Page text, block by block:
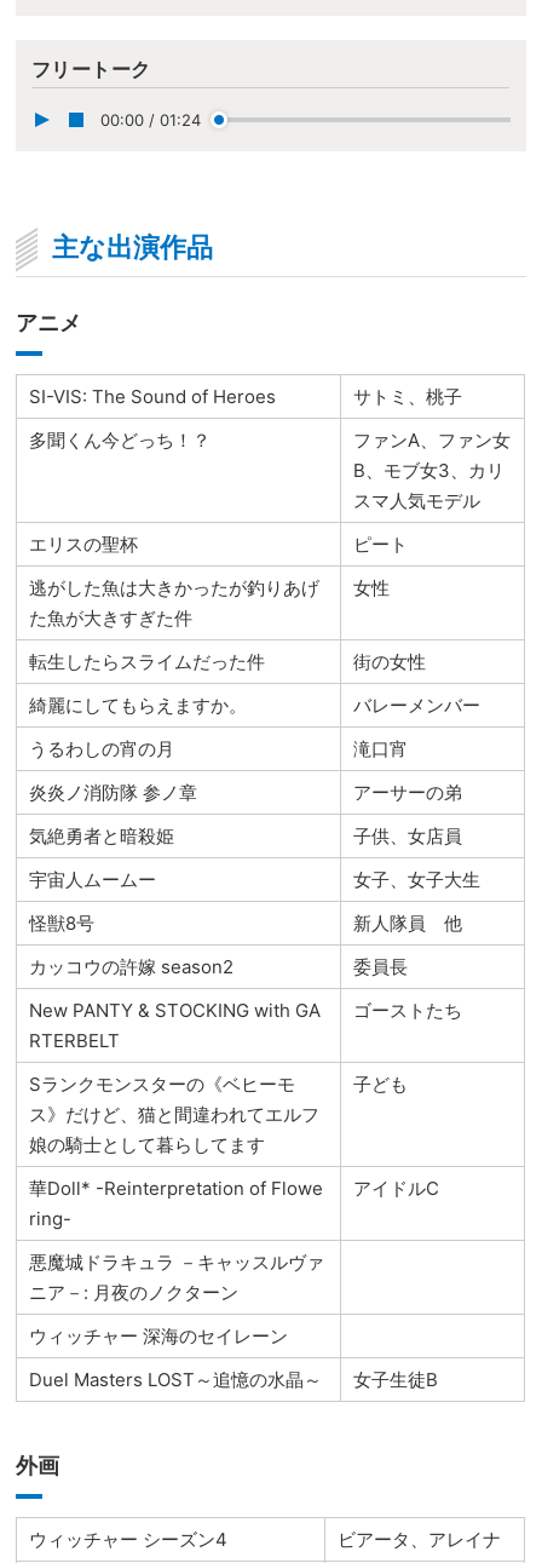
フリートーク
00:00 / 01:24
主な出演作品
アニメ
SI-VIS: The Sound of Heroes
サトミ、桃子
多聞くん今どっち！？
ファンA、ファン女
B、モブ女3、カリ
スマ人気モデル
エリスの聖杯
ピート
逃がした魚は大きかったが釣りあげ
た魚が大きすぎた件
女性
転生したらスライムだった件
街の女性
綺麗にしてもらえますか。
バレーメンバー
うるわしの宵の月
滝口宵
炎炎ノ消防隊 参ノ章
アーサーの弟
気絶勇者と暗殺姫
子供、女店員
宇宙人ムームー
女子、女子大生
怪獣8号
新人隊員 他
カッコウの許嫁 season2
委員長
New PANTY & STOCKING with GA
RTERBELT
ゴーストたち
Sランクモンスターの《ベヒーモ
ス》だけど、猫と間違われてエルフ
娘の騎士として暮らしてます
子ども
華Doll* -Reinterpretation of Flowe
ring-
アイドルC
悪魔城ドラキュラ －キャッスルヴァ
ニア－: 月夜のノクターン
ウィッチャー 深海のセイレーン
Duel Masters LOST～追憶の水晶～
女子生徒B
外画
ウィッチャー シーズン4 ビアータ、アレイナ